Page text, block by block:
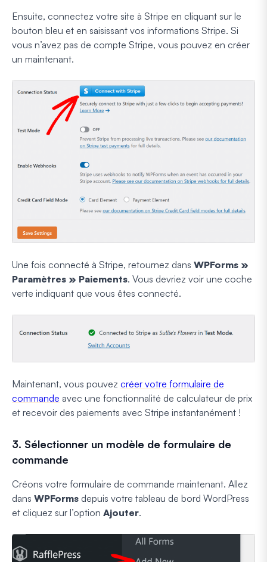
Ensuite, connectez votre site à Stripe en cliquant sur le
bouton bleu et en saisissant vos informations Stripe. Si
vous n’avez pas de compte Stripe, vous pouvez en créer
un maintenant.
Une fois connecté à Stripe, retournez dans WPForms »
Paramètres » Paiements. Vous devriez voir une coche
verte indiquant que vous êtes connecté.
Maintenant, vous pouvez créer votre formulaire de
commande avec une fonctionnalité de calculateur de prix
et recevoir des paiements avec Stripe instantanément !
3. Sélectionner un modèle de formulaire de
commande
Créons votre formulaire de commande maintenant. Allez
dans WPForms depuis votre tableau de bord WordPress
et cliquez sur l’option Ajouter.